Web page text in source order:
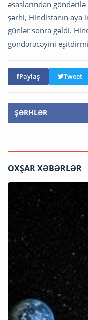
əsaslarından
şərhi, Hindistanın aya
günlər sonra gəldi.
göndərəcəyini
Paylaş Tweet
ŞƏRHLƏR
OXŞAR XƏBƏRLƏR